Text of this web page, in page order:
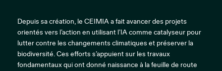
Depuis sa création, le CEIMIA a fait avancer des projets
orientés vers l’action en utilisant l’IA comme catalyseur pour
lutter contre les changements climatiques et préserver la
biodiversité. Ces efforts s’appuient sur les travaux
fondamentaux qui ont donné naissance à la feuille de route